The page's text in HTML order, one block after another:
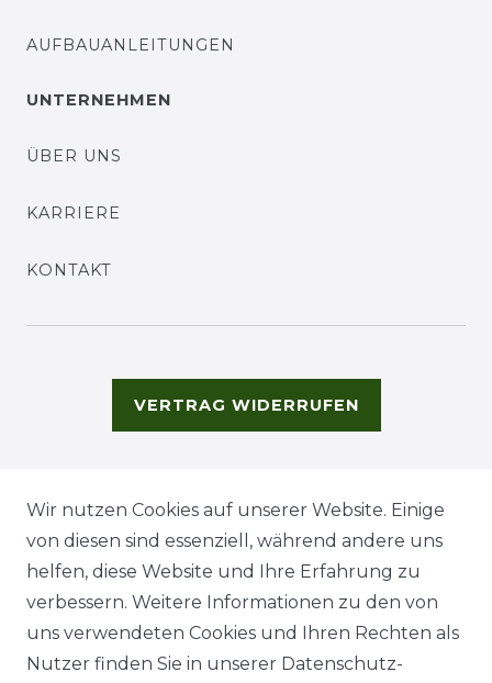
AUFBAUANLEITUNGEN
UNTERNEHMEN
ÜBER UNS
KARRIERE
KONTAKT
VERTRAG WIDERRUFEN
Wir nutzen Cookies auf unserer Website. Einige
von diesen sind essenziell, während andere uns
helfen, diese Website und Ihre Erfahrung zu
verbessern. Weitere Informationen zu den von
uns verwendeten Cookies und Ihren Rechten als
Nutzer finden Sie in unserer Daten­schutz­